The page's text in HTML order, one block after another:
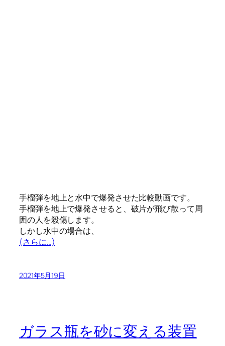
手榴弾を地上と水中で爆発させた比較動画です。
手榴弾を地上で爆発させると、破片が飛び散って周
囲の人を殺傷します。
しかし水中の場合は、
(さらに…)
2021年5月19日
ガラス瓶を砂に変える装置